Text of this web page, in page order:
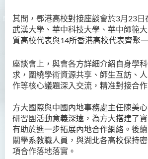
其間，鄂港高校對接座談會於3月23日
武漢大學、華中科技大學、華中師範
質高校代表與14所香港高校代表齊聚
座談會上，與會各方詳細介紹自身學
求，圍繞學術資源共享、師生互訪、
作等核心議題深入交流，精准對接合作
方大國際與中國內地事務處主任陳美
研習團活動意義深遠，為方大搭建了
有助於進一步拓展內地合作網絡。後
關學系教職人員，與湖北各高校保持
項合作落地落實。